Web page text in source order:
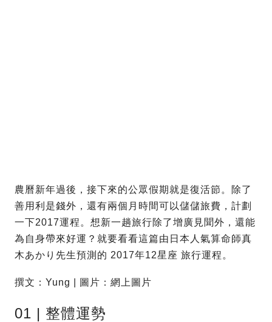
農曆新年過後，接下來的公眾假期就是復活節。除了
善用利是錢外，還有兩個月時間可以儲儲旅費，計劃
一下2017運程。想新一趟旅行除了增廣見聞外，還能
為自身帶來好運？就要看看這篇由日本人氣算命師真
木あかり先生預測的 2017年12星座 旅行運程。
撰文：Yung | 圖片：網上圖片
01 | 整體運勢